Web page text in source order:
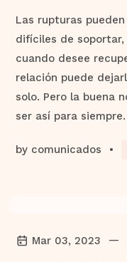
Las rupturas
difíciles de
cuando desee
relación puede
solo. Pero la buena
ser así para
by comunicados •
Mar 03, 2023 —